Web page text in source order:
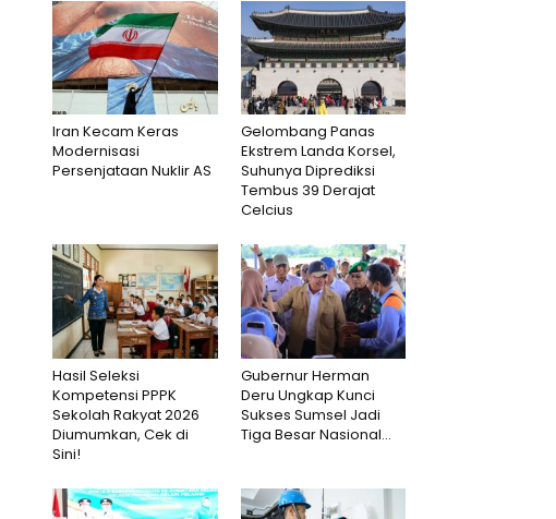
Iran Kecam Keras
Modernisasi
Persenjataan Nuklir AS
Gelombang Panas
Ekstrem Landa Korsel,
Suhunya Diprediksi
Tembus 39 Derajat
Celcius
Hasil Seleksi
Kompetensi PPPK
Sekolah Rakyat 2026
Diumumkan, Cek di
Sini!
Gubernur Herman
Deru Ungkap Kunci
Sukses Sumsel Jadi
Tiga Besar Nasional...